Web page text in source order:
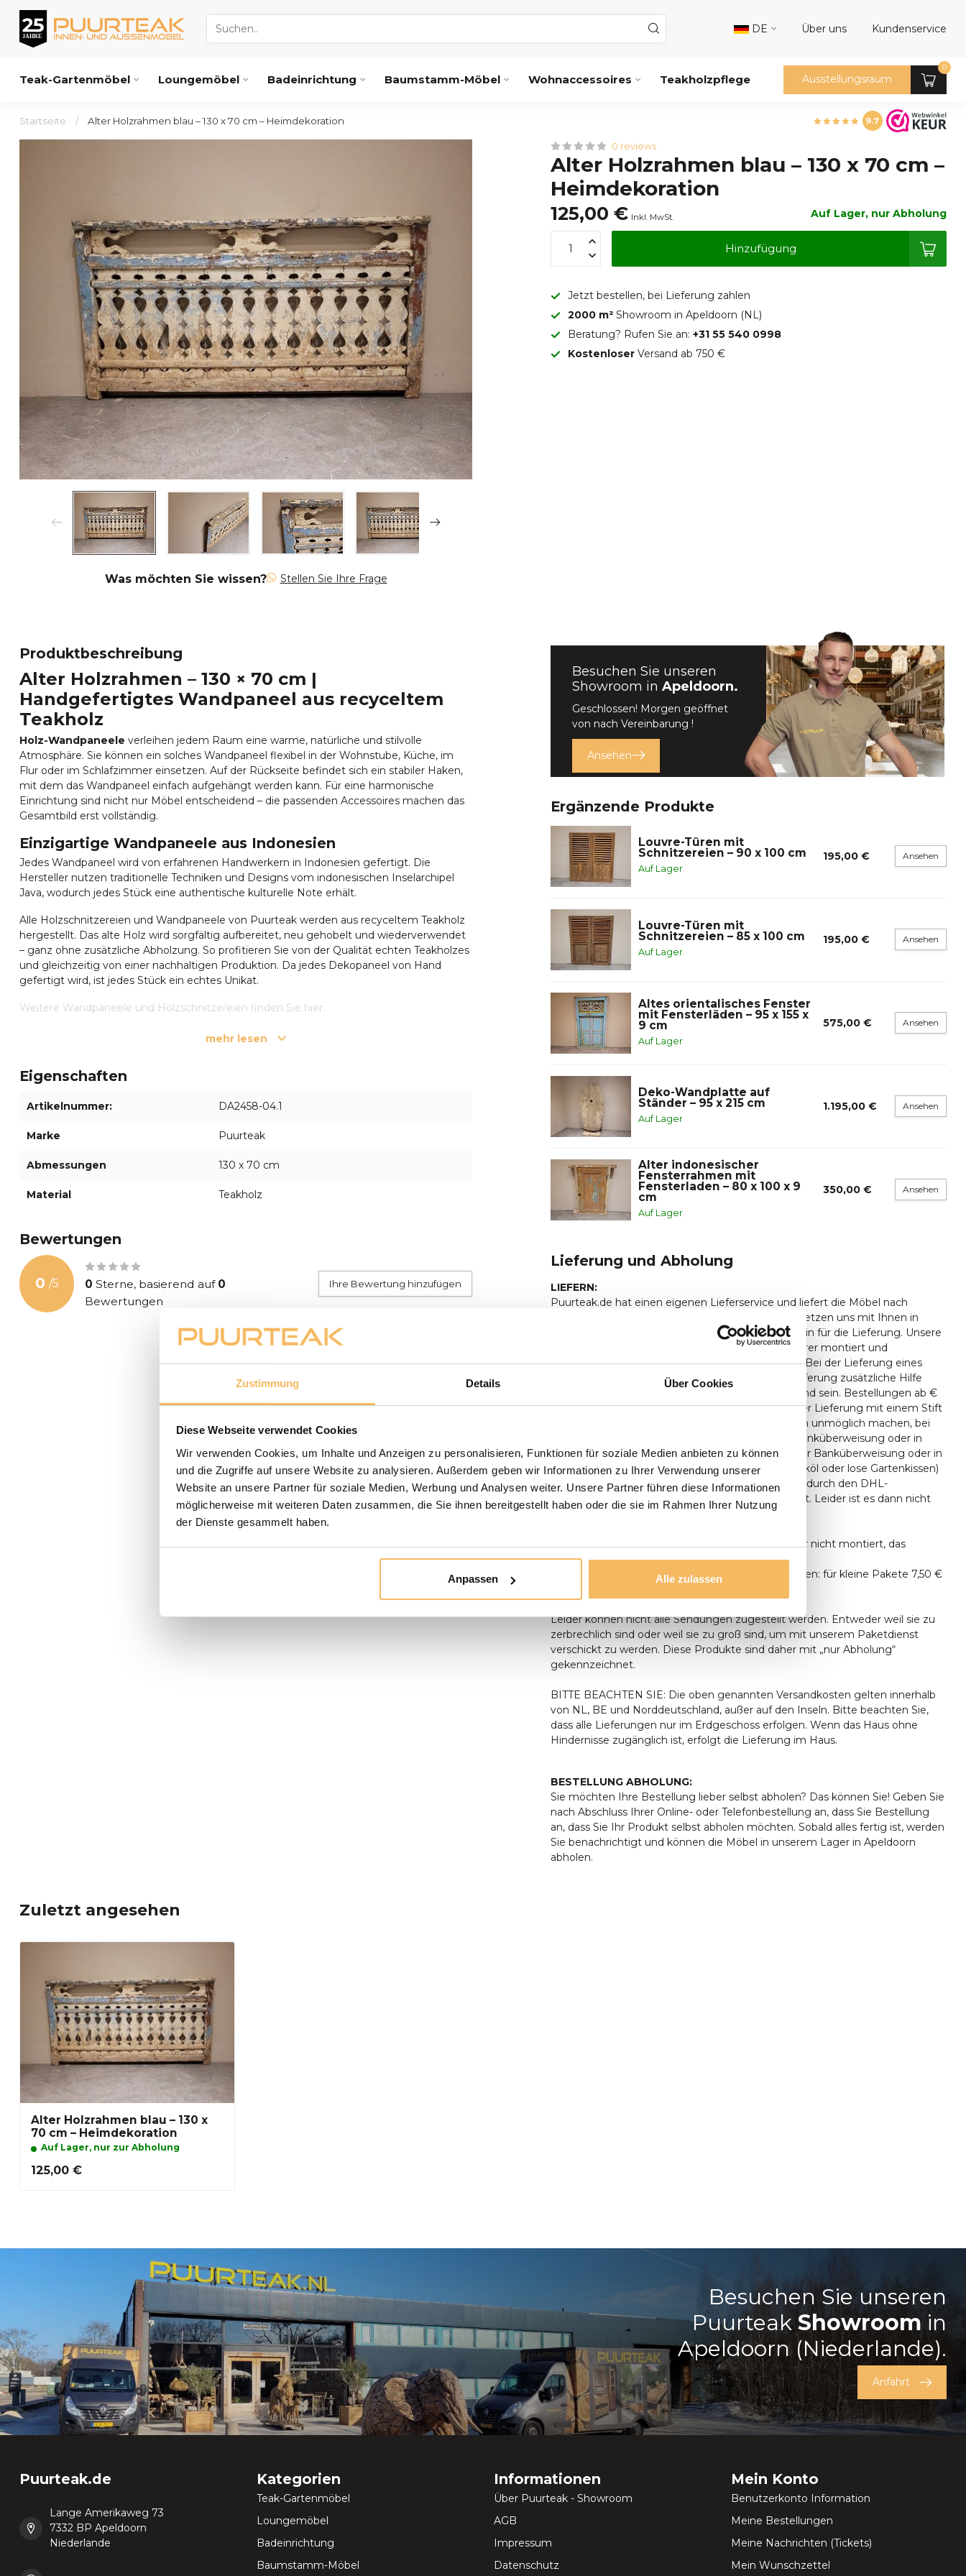
Zustimmung Details Über Cookies
Diese Webseite verwendet Cookies
Wir verwenden Cookies, um Inhalte und Anzeigen zu personalisieren, Funktionen für soziale Medien anbieten zu können
und die Zugriffe auf unsere Website zu analysieren. Außerdem geben wir Informationen zu Ihrer Verwendung unserer
Website an unsere Partner für soziale Medien, Werbung und Analysen weiter. Unsere Partner führen diese Informationen
möglicherweise mit weiteren Daten zusammen, die Sie ihnen bereitgestellt haben oder die sie im Rahmen Ihrer Nutzung
der Dienste gesammelt haben.
Anpassen Alle zulassen
DE Über uns Kundenservice
Teak-Gartenmöbel Loungemöbel Badeinrichtung Baumstamm-Möbel Wohnaccessoires Teakholzpflege Ausstellungsraum
0
Startseite / Alter Holzrahmen blau – 130 x 70 cm – Heimdekoration 9.7
Was möchten Sie wissen? Stellen Sie Ihre Frage
0 reviews
Alter Holzrahmen blau – 130 x 70 cm –
Heimdekoration
125,00 € Inkl. MwSt. Auf Lager, nur Abholung
Hinzufügung
Jetzt bestellen, bei Lieferung zahlen
2000 m² Showroom in Apeldoorn (NL)
Beratung? Rufen Sie an:+31 55 540 0998
KostenloserVersand ab 750 €
Produktbeschreibung
Alter Holzrahmen – 130 × 70 cm |
Handgefertigtes Wandpaneel aus recyceltem
Teakholz
Holz-Wandpaneele verleihen jedem Raum eine warme, natürliche und stilvolle
Atmosphäre. Sie können ein solches Wandpaneel flexibel in der Wohnstube, Küche, im
Flur oder im Schlafzimmer einsetzen. Auf der Rückseite befindet sich ein stabiler Haken,
mit dem das Wandpaneel einfach aufgehängt werden kann. Für eine harmonische
Einrichtung sind nicht nur Möbel entscheidend – die passenden Accessoires machen das
Gesamtbild erst vollständig.
Einzigartige Wandpaneele aus Indonesien
Jedes Wandpaneel wird von erfahrenen Handwerkern in Indonesien gefertigt. Die
Hersteller nutzen traditionelle Techniken und Designs vom indonesischen Inselarchipel
Java, wodurch jedes Stück eine authentische kulturelle Note erhält.
Alle Holzschnitzereien und Wandpaneele von Puurteak werden aus recyceltem Teakholz
hergestellt. Das alte Holz wird sorgfältig aufbereitet, neu gehobelt und wiederverwendet
– ganz ohne zusätzliche Abholzung. So profitieren Sie von der Qualität echten Teakholzes
und gleichzeitig von einer nachhaltigen Produktion. Da jedes Dekopaneel von Hand
gefertigt wird, ist jedes Stück ein echtes Unikat.
Weitere Wandpaneele und Holzschnitzereien finden Sie hier:
Noch Fragen oder benötigen Sie Hilfe?
Haben Sie Fragen oder sind Sie sich noch unsicher? Dann kontaktieren Sie uns gerne über
den Chat unten rechts oder rufen Sie uns an unter 055 5400 998
mehr lesen
Eigenschaften
Artikelnummer: DA2458-04.1
Marke Puurteak
Abmessungen 130 x 70 cm
Material Teakholz
Bewertungen
0 /5 0 Sterne, basierend auf 0
Bewertungen
Ihre Bewertung hinzufügen
Besuchen Sie unseren
Showroom inApeldoorn.
Geschlossen! Morgen geöffnet
von nach Vereinbarung !
Ansehen
Ergänzende Produkte
Louvre-Türen mit
Schnitzereien – 90 x 100 cm
Auf Lager
195,00 € Ansehen
Louvre-Türen mit
Schnitzereien – 85 x 100 cm
Auf Lager
195,00 € Ansehen
Altes orientalisches Fenster
mit Fensterläden – 95 x 155 x
9 cm
Auf Lager
575,00 € Ansehen
Deko-Wandplatte auf
Ständer – 95 x 215 cm
Auf Lager
1.195,00 € Ansehen
Alter indonesischer
Fensterrahmen mit
Fensterladen – 80 x 100 x 9
cm
Auf Lager
350,00 € Ansehen
Lieferung und Abholung
LIEFERN:
Puurteak.de hat einen eigenen Lieferservice und liefert die Möbel nach
Absprache zu Ihnen nach Hause. Wir werden Wir setzen uns mit Ihnen in
Verbindung und vereinbaren mit Ihnen einen Termin für die Lieferung. Unsere
Gartenmöbel werden bei Bedarf von unserem Fahrer montiert und
aufgestellt. Anlieferungen erfolgen nur ebenerdig. Bei der Lieferung eines
Baumstamm-Tisches sollte zum Zeitpunkt der Lieferung zusätzliche Hilfe
anwesend sein, um Aufstellen des Tisches anwesend sein. Bestellungen ab €
500,- werden kostenlos geliefert. Sie können bei der Lieferung mit einem Stift
oder in bar bezahlen, Wenn die Umstände es Ihnen unmöglich machen, bei
der Lieferung zu bezahlen, können Sie auch per Banküberweisung oder in
unserem Ausstellungsraum bezahlen. Lieferung per Banküberweisung oder in
unserem Ausstellungsraum. Kleinteile (wie z.B. Teaköl oder lose Gartenkissen)
liefern wir nicht persönlich aus, sondern lassen dies durch den DHL-
Paketdienst erledigen. durch den DHL-Paketdienst. Leider ist es dann nicht
Die Badmöbel werden ausschließlich geliefert, aber nicht montiert, das
müssen Sie selbst tun.
Die Versandkosten unter 500 € Bestellwert betragen: für kleine Pakete 7,50 €
Leider können nicht alle Sendungen zugestellt werden. Entweder weil sie zu
zerbrechlich sind oder weil sie zu groß sind, um mit unserem Paketdienst
verschickt zu werden. Diese Produkte sind daher mit „nur Abholung“
gekennzeichnet.
BITTE BEACHTEN SIE: Die oben genannten Versandkosten gelten innerhalb
von NL, BE und Norddeutschland, außer auf den Inseln. Bitte beachten Sie,
dass alle Lieferungen nur im Erdgeschoss erfolgen. Wenn das Haus ohne
Hindernisse zugänglich ist, erfolgt die Lieferung im Haus.
BESTELLUNG ABHOLUNG:
Sie möchten Ihre Bestellung lieber selbst abholen? Das können Sie! Geben Sie
nach Abschluss Ihrer Online- oder Telefonbestellung an, dass Sie Bestellung
an, dass Sie Ihr Produkt selbst abholen möchten. Sobald alles fertig ist, werden
Sie benachrichtigt und können die Möbel in unserem Lager in Apeldoorn
abholen.
Zuletzt angesehen
Alter Holzrahmen blau – 130 x
70 cm – Heimdekoration
Auf Lager, nur zur Abholung
125,00 €
Besuchen Sie unseren
PuurteakShowroomin
Apeldoorn (Niederlande).
Anfahrt
Puurteak.de
Lange Amerikaweg 73
7332 BP Apeldoorn
Niederlande
Kategorien
Teak-Gartenmöbel
Loungemöbel
Badeinrichtung
Baumstamm-Möbel
Informationen
Über Puurteak - Showroom
AGB
Impressum
Datenschutz
Mein Konto
Benutzerkonto Information
Meine Bestellungen
Meine Nachrichten (Tickets)
Mein Wunschzettel